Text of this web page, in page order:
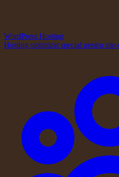
WordPress Hosting
Hosting optimizat special pentru